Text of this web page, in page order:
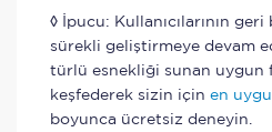
◊ İpucu: Kullanıcılarının
sürekli geliştirmeye devam
türlü esnekliği sunan uygun
keşfederek sizin için en
boyunca ücretsiz deneyin.